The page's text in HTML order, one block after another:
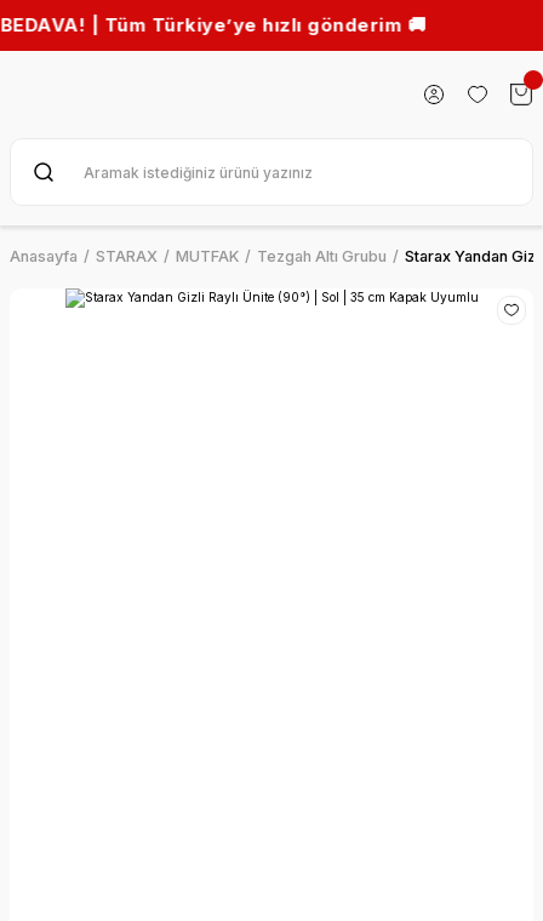
Tüm Türkiye’ye hızlı gönderim 🚚
Anasayfa STARAX MUTFAK Tezgah Altı Grubu Starax Yandan